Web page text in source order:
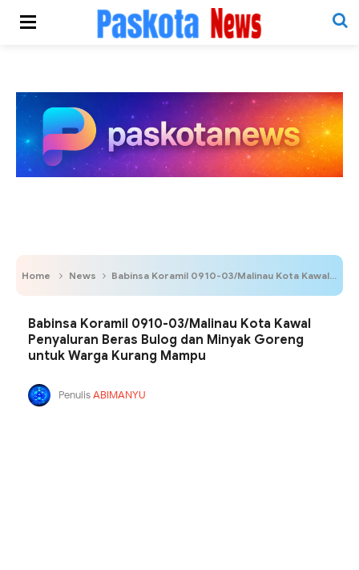
Home News Babinsa Koramil 0910-03/Malinau Kota Kawal Penyaluran Beras Bulog dan Minyak Goreng untuk Warga Kurang Mampu
Babinsa Koramil 0910-03/Malinau Kota Kawal
Penyaluran Beras Bulog dan Minyak Goreng
untuk Warga Kurang Mampu
PenulisABIMANYU